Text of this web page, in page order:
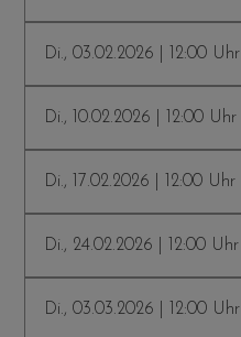
Di., 03.02.2026 | 12:00 Uhr
Di., 10.02.2026 | 12:00 Uhr
Di., 17.02.2026 | 12:00 Uhr
Di., 24.02.2026 | 12:00 Uhr
Di., 03.03.2026 | 12:00 Uhr